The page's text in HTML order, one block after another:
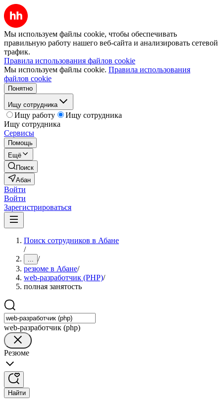
Мы используем файлы cookie, чтобы обеспечивать
правильную работу нашего веб-сайта и анализировать сетевой
трафик.
Правила использования файлов cookie
Мы используем файлы cookie. Правила использования
файлов cookie
Понятно
Ищу сотрудника
Ищу работу
Ищу сотрудника
Ищу сотрудника
Сервисы
Помощь
Ещё
Поиск
Абан
Войти
Войти
Зарегистрироваться
Поиск сотрудников в Абане
/
... /
резюме в Абане/
web-разработчик (PHP)/
полная занятость
web-разработчик (php)
Резюме
Найти